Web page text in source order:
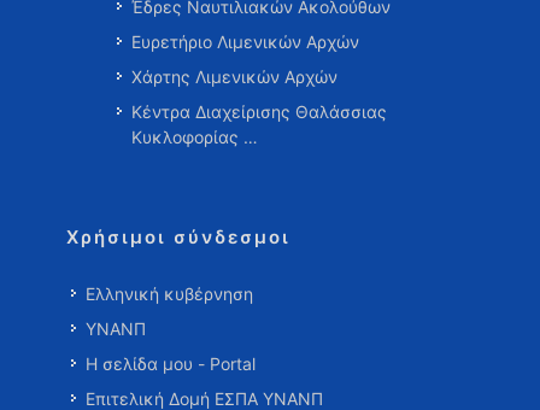
Έδρες Ναυτιλιακών Ακολούθων
Ευρετήριο Λιμενικών Αρχών
Χάρτης Λιμενικών Αρχών
Κέντρα Διαχείρισης Θαλάσσιας
Κυκλοφορίας …
Χρήσιμοι σύνδεσμοι
Ελληνική κυβέρνηση
ΥΝΑΝΠ
Η σελίδα μου - Portal
Επιτελική Δομή ΕΣΠΑ ΥΝΑΝΠ